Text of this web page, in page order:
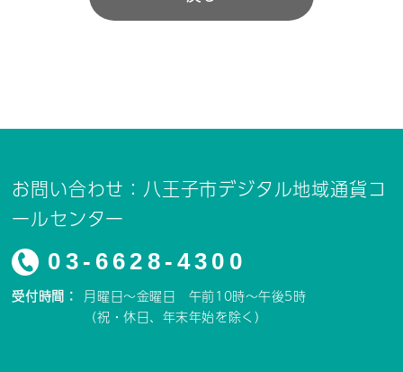
お問い合わせ：八王子市デジタル地域通貨コ
ールセンター
03-6628-4300
受付時間： 月曜日～金曜日 午前10時～午後5時
（祝・休日、年末年始を除く）